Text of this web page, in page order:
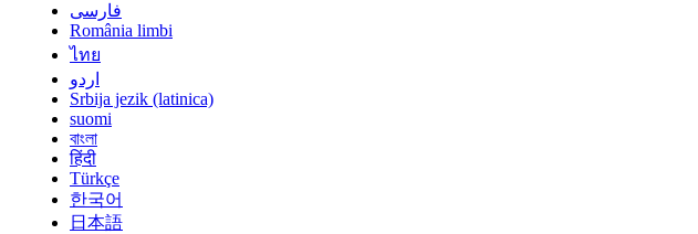
فارسی
România limbi
ไทย
اردو
Srbija jezik (latinica)
suomi
বাংলা
हिंदी
Türkçe
한국어
日本語